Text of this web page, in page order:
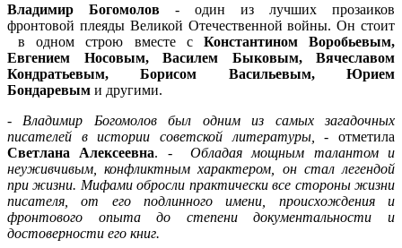
Владимир Богомолов - один из лучших прозаиков
фронтовой плеяды Великой Отечественной войны. Он стоит
в одном строю вместе с Константином Воробьевым,
Евгением Носовым, Василем Быковым, Вячеславом
Кондратьевым, Борисом Васильевым, Юрием
Бондаревым и другими.
- Владимир Богомолов был одним из самых загадочных
писателей в истории советской литературы,- отметила
Светлана Алексеевна. -Обладая мощным талантом и
неуживчивым, конфликтным характером, он стал легендой
при жизни. Мифами обросли практически все стороны жизни
писателя, от его подлинного имени, происхождения и
фронтового опыта до степени документальности и
достоверности его книг.